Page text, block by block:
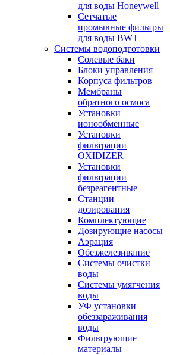
для воды Honeywell
Сетчатые
промывные фильтры
для воды BWT
Системы водоподготовки
Солевые баки
Блоки управления
Корпуса фильтров
Мембраны
обратного осмоса
Установки
ионообменные
Установки
фильтрации
OXIDIZER
Установки
фильтрации
безреагентные
Станции
дозирования
Комплектующие
Дозирующие насосы
Аэрация
Обезжелезивание
Системы очистки
воды
Системы умягчения
воды
УФ установки
обеззараживания
воды
Фильтрующие
материалы